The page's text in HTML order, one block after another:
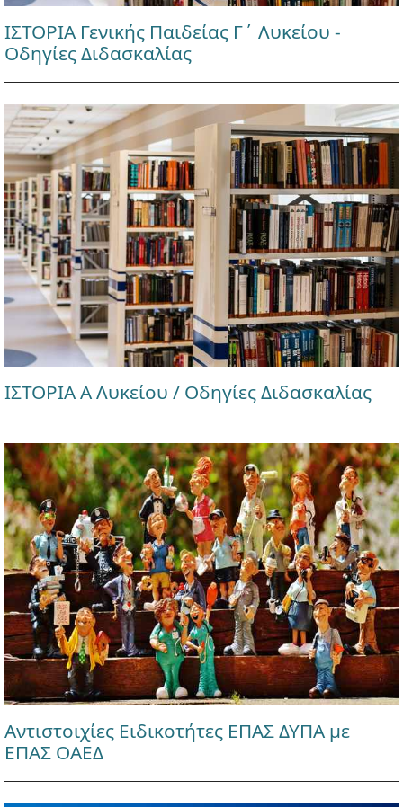
ΙΣΤΟΡΙΑ Γενικής Παιδείας Γ΄ Λυκείου -
Οδηγίες Διδασκαλίας
ΙΣΤΟΡΙΑ Α Λυκείου / Οδηγίες Διδασκαλίας
Αντιστοιχίες Ειδικοτήτες ΕΠΑΣ ΔΥΠΑ με
ΕΠΑΣ ΟΑΕΔ